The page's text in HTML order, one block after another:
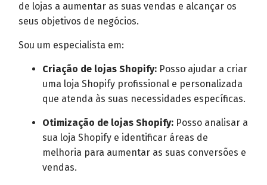
de lojas a aumentar as suas vendas e alcançar os
seus objetivos de negócios.
Sou um especialista em:
Criação de lojas Shopify: Posso ajudar a criar
uma loja Shopify profissional e personalizada
que atenda às suas necessidades específicas.
Otimização de lojas Shopify: Posso analisar a
sua loja Shopify e identificar áreas de
melhoria para aumentar as suas conversões e
vendas.